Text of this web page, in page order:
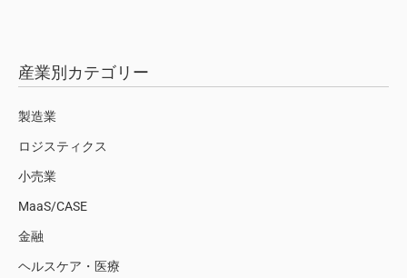
産業別カテゴリー
製造業
ロジスティクス
小売業
MaaS/CASE
金融
ヘルスケア・医療